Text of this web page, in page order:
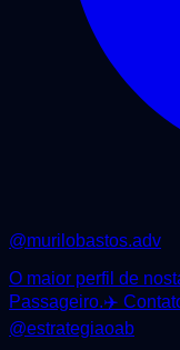
@murilobastos.adv
O maior perfil de
Passageiro.✈️
@estrategiaoab